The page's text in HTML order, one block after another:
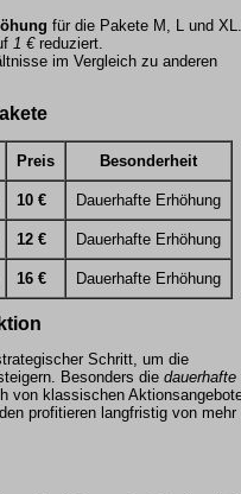
für die Pakete M, L und XL.
1 €reduziert.
im Vergleich zu anderen
Preis Besonderheit
10 € Dauerhafte Erhöhung
12 € Dauerhafte Erhöhung
16 € Dauerhafte Erhöhung
Schritt, um die
Besonders die dauerhafte
von klassischen
profitieren langfristig von mehr